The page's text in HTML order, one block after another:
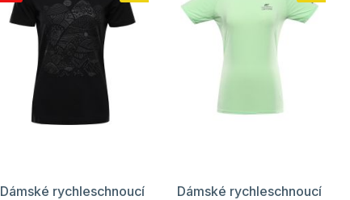
Dámské rychleschnoucí
Dámské rychleschnoucí